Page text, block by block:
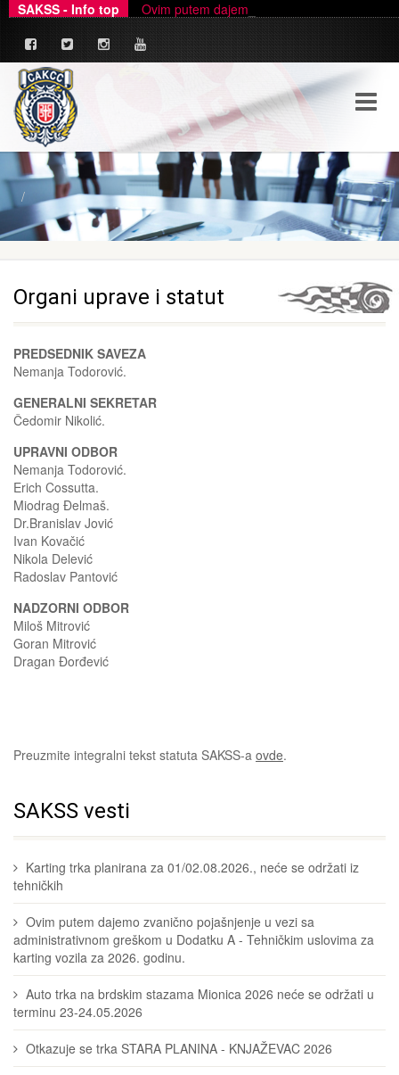
SAKSS - Info top Ovim putem dajemo zvanično pojašnjenje u
Organi uprave i statut
PREDSEDNIK SAVEZA
Nemanja Todorović.
GENERALNI SEKRETAR
Čedomir Nikolić.
UPRAVNI ODBOR
Nemanja Todorović.
Erich Cossutta.
Miodrag Đelmaš.
Dr.Branislav Jović
Ivan Kovačić
Nikola Delević
Radoslav Pantović
NADZORNI ODBOR
Miloš Mitrović
Goran Mitrović
Dragan Đorđević
Preuzmite integralni tekst statuta SAKSS-a ovde.
SAKSS vesti
Karting trka planirana za 01/02.08.2026., neće se održati iz
tehničkih
Ovim putem dajemo zvanično pojašnjenje u vezi sa
administrativnom greškom u Dodatku A - Tehničkim uslovima za
karting vozila za 2026. godinu.
Auto trka na brdskim stazama Mionica 2026 neće se održati u
terminu 23-24.05.2026
Otkazuje se trka STARA PLANINA - KNJAŽEVAC 2026